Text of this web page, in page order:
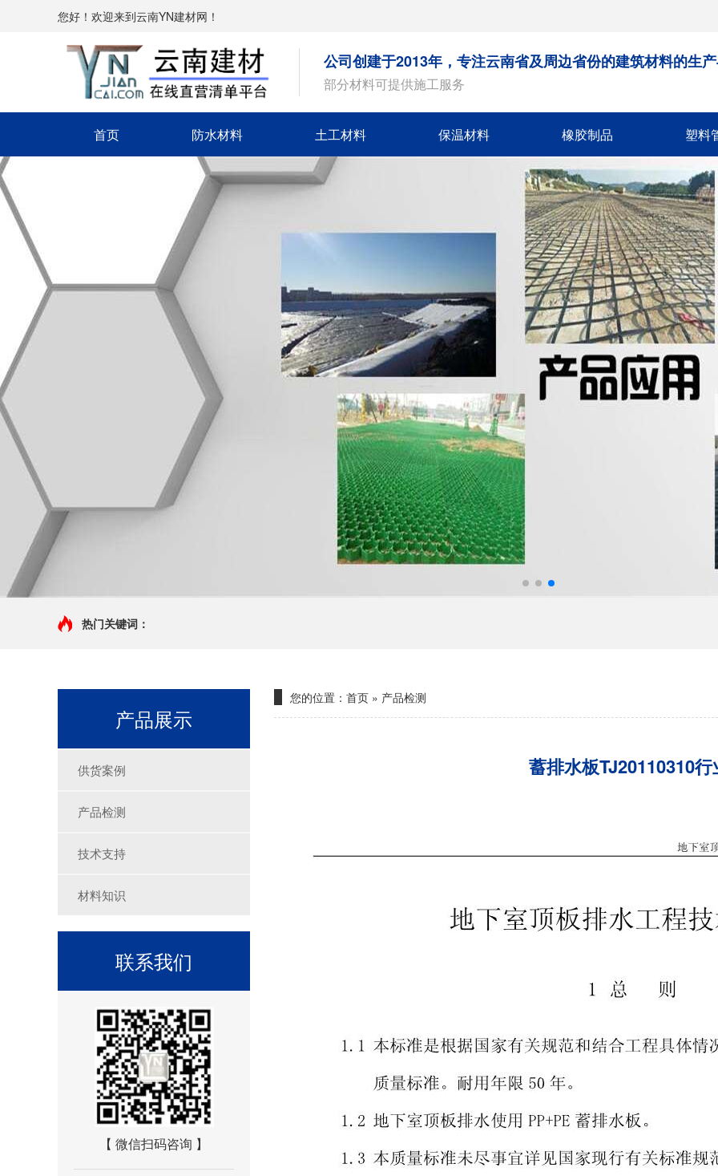
您好！欢迎来到云南YN建材网！
公司创建于2013年，专注云南省及周边省份的建筑材料的生
部分材料可提供施工服务
首页 防水材料 土工材料 保温材料 橡胶制品 塑料
热门关键词：
产品展示
供货案例
产品检测
技术支持
材料知识
联系我们
【 微信扫码咨询 】
您的位置： 首页 » 产品检测
蓄排水板TJ20110310